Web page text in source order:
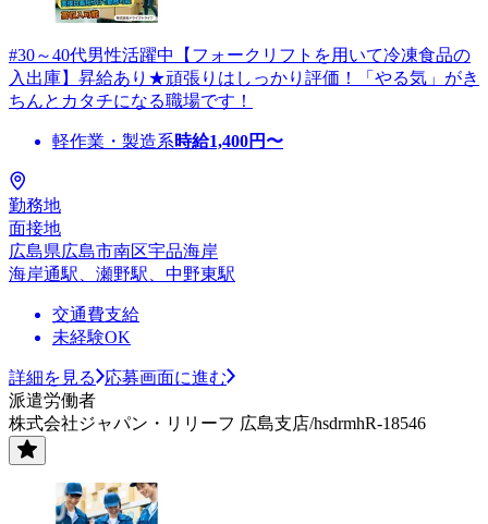
#30～40代男性活躍中【フォークリフトを用いて冷凍食品の
入出庫】昇給あり★頑張りはしっかり評価！「やる気」がき
ちんとカタチになる職場です！
軽作業・製造系時給1,400円〜
勤務地
面接地
広島県広島市南区宇品海岸
海岸通駅、瀬野駅、中野東駅
交通費支給
未経験OK
詳細を見る
応募画面に進む
派遣労働者
株式会社ジャパン・リリーフ 広島支店/hsdrmhR-18546